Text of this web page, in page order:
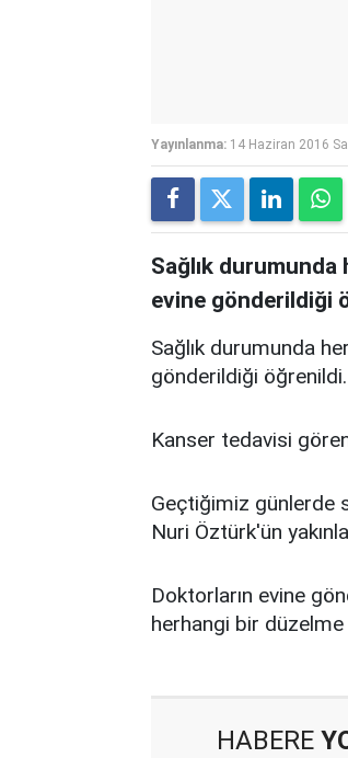
Yayınlanma: 14 Haziran 2016
Sağlık
evine gönderildiği
Sağlık durumunda
gönderildiği öğrenildi.
Kanser tedavisi
Geçtiğimiz günlerde
Nuri Öztürk'ün
Doktorların evine
herhangi bir düzelme
HABERE